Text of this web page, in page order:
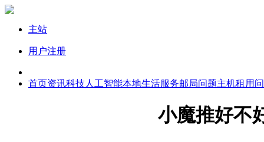
主站
用户注册
首页资讯科技人工智能本地生活服务邮局问题主机租用
小魔推好不